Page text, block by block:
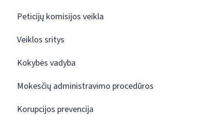
Peticijų komisijos veikla
Veiklos sritys
Kokybės vadyba
Mokesčių administravimo procedūros
Korupcijos prevencija